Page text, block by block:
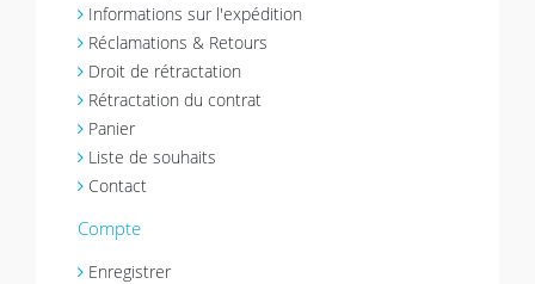
Informations sur l'expédition
Réclamations & Retours
Droit de rétractation
Rétractation du contrat
Panier
Liste de souhaits
Contact
Compte
Enregistrer